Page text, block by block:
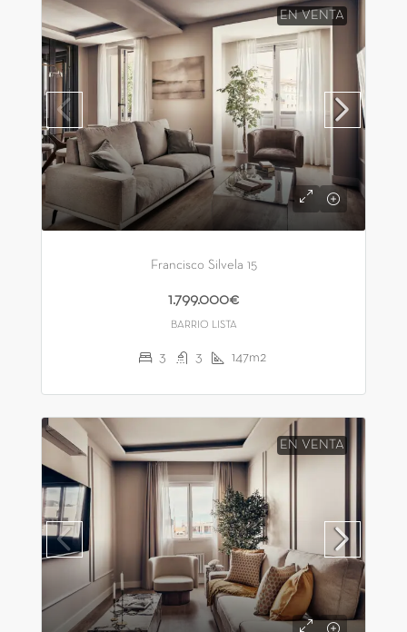
EN VENTA
Francisco Silvela 15
1.799.000€
BARRIO LISTA
3 3 147m2
EN VENTA